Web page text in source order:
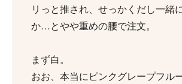
リっと推され、せっかくだし一緒
か…とやや重めの腰で注文。
まず白。
おお、本当にピンクグレープフル